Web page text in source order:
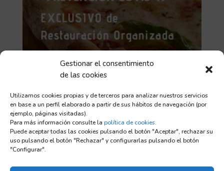
Gestionar el consentimiento
de las cookies
Utilizamos cookies propias y de terceros para analizar nuestros servicios
en base a un perfil elaborado a partir de sus hábitos de navegación (por
ejemplo, páginas visitadas).
Para más información consulte la política de cookies.
Puede aceptar todas las cookies pulsando el botón "Aceptar", rechazar su
uso pulsando el botón "Rechazar" y configurarlas pulsando el botón
"Configurar".
Curso manipulador de alimento EXCLUSIVO de
Restauración Organizada Renovación 2023
5,00€